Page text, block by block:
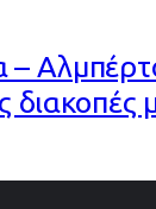
–
διακοπές